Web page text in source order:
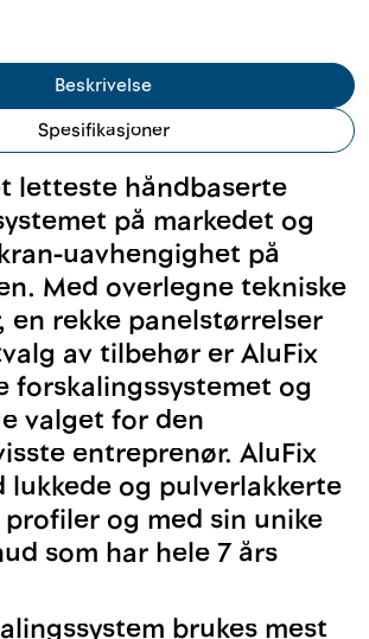
Beskrivelse
Spesifikasjoner
letteste håndbaserte
på markedet og
uavhengighet på
Med overlegne tekniske
en rekke panelstørrelser
av tilbehør er AluFix
forskalingssystemet og
valget for den
entreprenør. AluFix
lukkede og pulverlakkerte
og med sin unike
som har hele 7 års
brukes mest